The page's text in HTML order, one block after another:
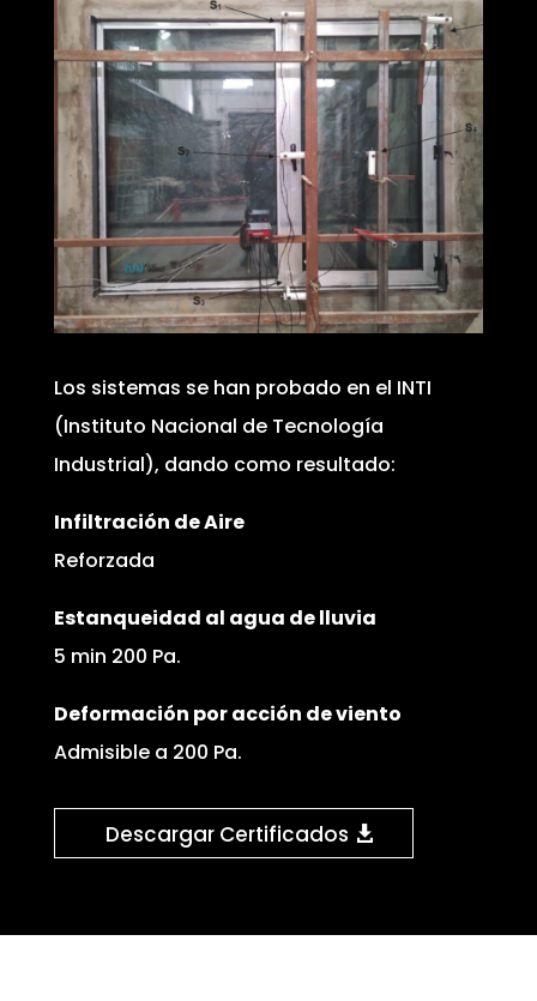
Los sistemas se han probado en el INTI
(Instituto Nacional de Tecnología
Industrial), dando como resultado:
Infiltración de Aire
Reforzada
Estanqueidad al agua de lluvia
5 min 200 Pa.
Deformación por acción de viento
Admisible a 200 Pa.
Descargar Certificados